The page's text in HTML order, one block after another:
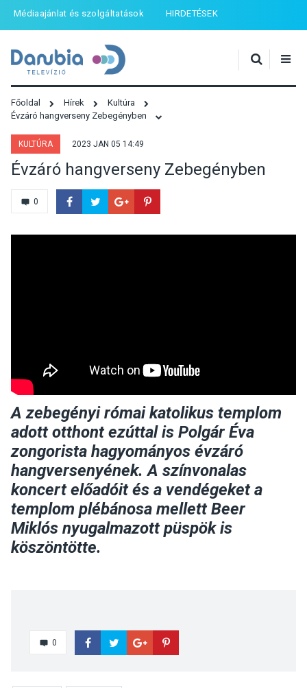
Médiaajánlat és szolgáltatások HIRDETÉSEK
Főoldal Hírek
Kultúra
Évzáró hangverseny Zebegényben
KULTÚRA 2023 JAN 05 14:49
Évzáró hangverseny Zebegényben
0
A zebegényi római katolikus templom
adott otthont ezúttal is Polgár Éva
zongorista hagyományos évzáró
hangversenyének. A színvonalas
koncert előadóit és a vendégeket a
templom plébánosa mellett Beer
Miklós nyugalmazott püspök is
köszöntötte.
0